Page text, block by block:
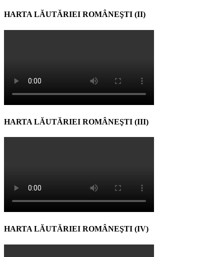
HARTA LĂUTĂRIEI ROMÂNEŞTI (II)
HARTA LĂUTĂRIEI ROMÂNEŞTI (III)
HARTA LĂUTĂRIEI ROMÂNEŞTI (IV)